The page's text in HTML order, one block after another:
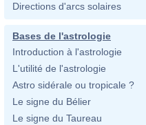
Directions d'arcs solaires
Bases de l'astrologie
Introduction à l'astrologie
L'utilité de l'astrologie
Astro sidérale ou tropicale ?
Le signe du Bélier
Le signe du Taureau